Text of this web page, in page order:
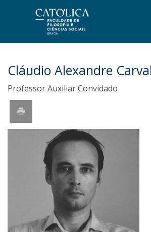
Cláudio Alexandre
Professor Auxiliar Convidado